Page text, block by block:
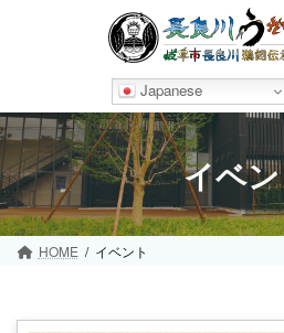
Japanese
イベ
HOME イベント